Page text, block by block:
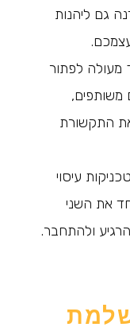
גם ליהנות
מעולה לפתור
משותפים,
התקשורת
עיסוי
את השני
ולהתחבר.